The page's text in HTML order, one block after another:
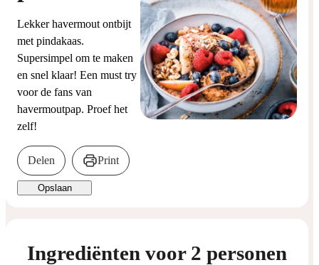
Lekker havermout ontbijt
met pindakaas.
Supersimpel om te maken
en snel klaar! Een must try
voor de fans van
havermoutpap. Proef het
zelf!
Delen Print
Opslaan
Ingrediënten voor 2 personen